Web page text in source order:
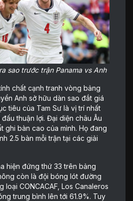
sao trước trận Panama vs Anh
chất cạnh tranh vòng bảng
Anh sở hữu dàn sao đắt giá
tiêu của Tam Sư là vị trí nhất
thuận lợi. Đại diện châu Âu
ghi bàn cao của mình. Họ đang
2.5 bàn mỗi trận tại các giải
hiện đứng thứ 33 trên bảng
còn là đội bóng lót đường
loại CONCACAF, Los Canaleros
trung bình lên tới 61.9%. Tuy